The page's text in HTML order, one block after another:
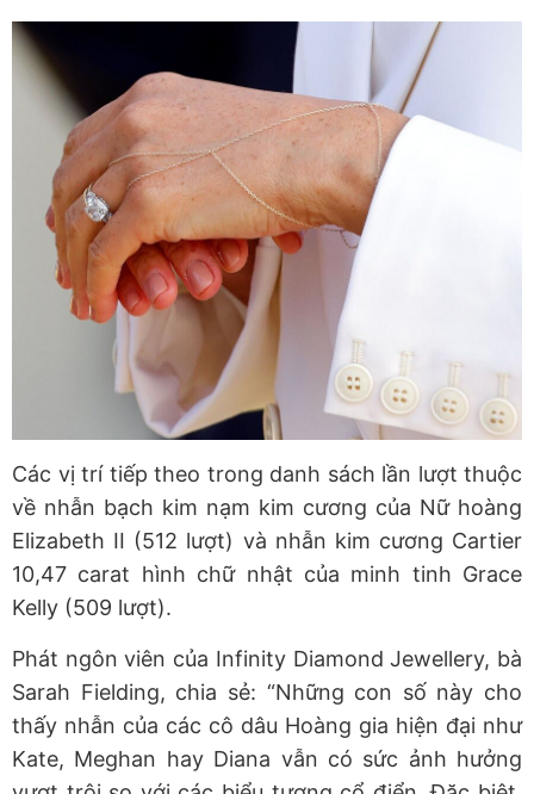
Các vị trí tiếp theo trong danh sách lần lượt thuộc
về nhẫn bạch kim nạm kim cương của Nữ hoàng
Elizabeth II (512 lượt) và nhẫn kim cương Cartier
10,47 carat hình chữ nhật của minh tinh Grace
Kelly (509 lượt).
Phát ngôn viên của Infinity Diamond Jewellery, bà
Sarah Fielding, chia sẻ: “Những con số này cho
thấy nhẫn của các cô dâu Hoàng gia hiện đại như
Kate, Meghan hay Diana vẫn có sức ảnh hưởng